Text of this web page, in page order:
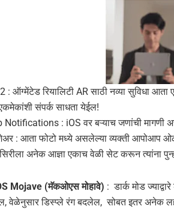
: ऑग्मेंटेड रियालिटी AR साठी नव्या सुविधा आता
संपर्क साधता येईल!
Notifications : iOS वर बऱ्याच जणांची
: आता फोटो मध्ये असलेल्या व्यक्ती आपोआप
अनेक आज्ञा एकाच वेळी सेट करून त्यांना
Mojave (मॅकओएस मोहावे) : डार्क मोड
वेळेनुसार डिस्प्ले रंग बदलेल, सोबत इतर अनेक